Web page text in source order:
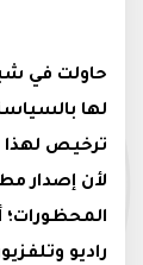
حاولت في
لها
ترخيص لهذا
لأن إصدار
المحظورات؛
راديو